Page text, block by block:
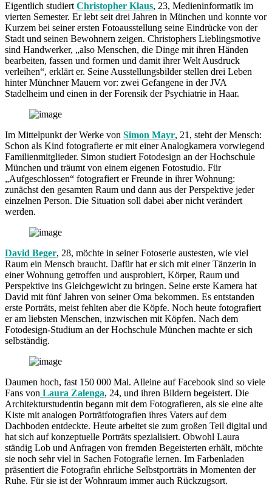
Eigentlich studiert Christopher Klaus, 23, Medieninformatik im
vierten Semester. Er lebt seit drei Jahren in München und konnte vor
Kurzem bei seiner ersten Fotoausstellung seine Eindrücke von der
Stadt und seinen Bewohnern zeigen. Christophers Lieblingsmotive
sind Handwerker, „also Menschen, die Dinge mit ihren Händen
bearbeiten, fassen und formen und damit ihrer Welt Ausdruck
verleihen“, erklärt er. Seine Ausstellungsbilder stellen drei Leben
hinter Münchner Mauern vor: zwei Gefangene in der JVA
Stadelheim und einen in der Forensik der Psychiatrie in Haar.
Im Mittelpunkt der Werke von Simon Mayr, 21, steht der Mensch:
Schon als Kind fotografierte er mit einer Analogkamera vorwiegend
Familienmitglieder. Simon studiert Fotodesign an der Hochschule
München und träumt von einem eigenen Fotostudio. Für
„Aufgeschlossen“ fotografiert er Freunde in ihrer Wohnung:
zunächst den gesamten Raum und dann aus der Perspektive jeder
einzelnen Person. Die Situation soll dabei aber nicht verändert
werden.
David Beger, 28, möchte in seiner Fotoserie austesten, wie viel
Raum ein Mensch braucht. Dafür hat er sich mit einer Tänzerin in
einer Wohnung getroffen und ausprobiert, Körper, Raum und
Perspektive ins Gleichgewicht zu bringen. Seine erste Kamera hat
David mit fünf Jahren von seiner Oma bekommen. Es entstanden
erste Porträts, meist fehlten aber die Köpfe. Noch heute fotografiert
er am liebsten Menschen, inzwischen mit Köpfen. Nach dem
Fotodesign-Studium an der Hochschule München machte er sich
selbständig.
Daumen hoch, fast 150 000 Mal. Alleine auf Facebook sind so viele
Fans von Laura Zalenga, 24, und ihren Bildern begeistert. Die
Architekturstudentin begann mit dem Fotografieren, als sie eine alte
Kiste mit analogen Porträtfotografien ihres Vaters auf dem
Dachboden entdeckte. Heute arbeitet sie zum großen Teil digital und
hat sich auf konzeptuelle Porträts spezialisiert. Obwohl Laura
ständig Lob und Anfragen von fremden Begeisterten erhält, möchte
sie noch sehr viel in Sachen Fotografie lernen. Im Farbenladen
präsentiert die Fotografin ehrliche Selbstporträts in Momenten der
Ruhe. Für sie ist der Wohnraum immer auch Rückzugsort.